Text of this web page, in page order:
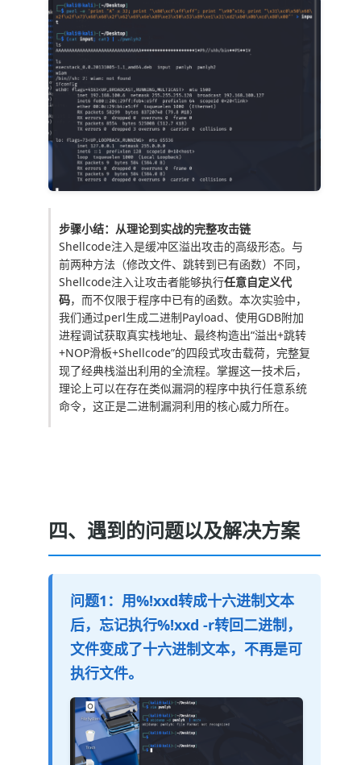
步骤小结：从理论到实战的完整攻击链
Shellcode注入是缓冲区溢出攻击的高级形态。与
前两种方法（修改文件、跳转到已有函数）不同，
Shellcode注入让攻击者能够执行任意自定义代
码，而不仅限于程序中已有的函数。本次实验中，
我们通过perl生成二进制Payload、使用GDB附加
进程调试获取真实栈地址、最终构造出“溢出+跳转
+NOP滑板+Shellcode”的四段式攻击载荷，完整复
现了经典栈溢出利用的全流程。掌握这一技术后，
理论上可以在存在类似漏洞的程序中执行任意系统
命令，这正是二进制漏洞利用的核心威力所在。
四、遇到的问题以及解决方案
问题1：用%!xxd转成十六进制文本
后，忘记执行%!xxd -r转回二进制，
文件变成了十六进制文本，不再是可
执行文件。